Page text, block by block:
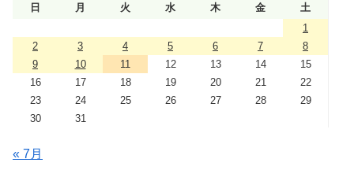
日 月 火 水 木 金
土
1
2
3 4 5 6 7
8
9
10 11 12 13 14
15
16
17 18 19 20 21
22
23
24 25 26 27 28
29
30
31
« 7月